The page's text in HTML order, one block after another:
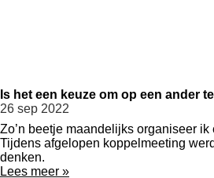
Is het een keuze om op een ander
26 sep 2022
Zo’n beetje maandelijks organiseer
Tijdens afgelopen koppelmeeting
denken.
Lees meer »